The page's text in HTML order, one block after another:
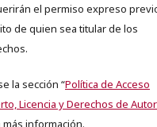
el permiso expreso
de quien sea titular de los
la sección “Política de Acceso
Licencia y Derechos de
más información.